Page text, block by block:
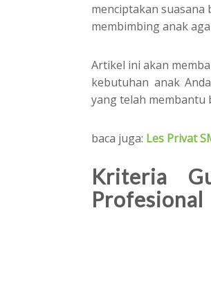
menciptakan suasana
membimbing anak
Artikel ini akan
kebutuhan anak
yang telah membantu
baca juga: Les Privat
Kriteria
Profesional